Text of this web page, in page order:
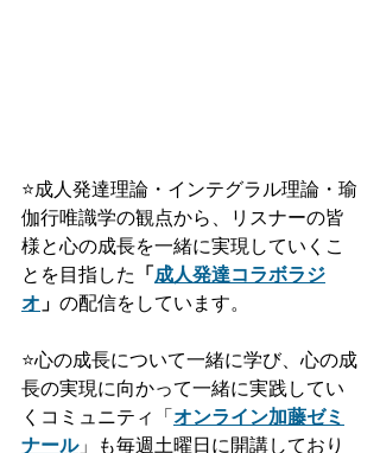
⭐️成人発達理論・インテグラル理論・瑜
伽行唯識学の観点から、リスナーの皆
様と心の成長を一緒に実現していくこ
とを目指した
「 成人発達コラボラジ
オ 」 の配信をしています。
⭐️心の成長について一緒に学び、心の成
長の実現に向かって一緒に実践してい
くコミュニティ「 オンライン加藤ゼミ
ナール」も毎週土曜日に開講しており